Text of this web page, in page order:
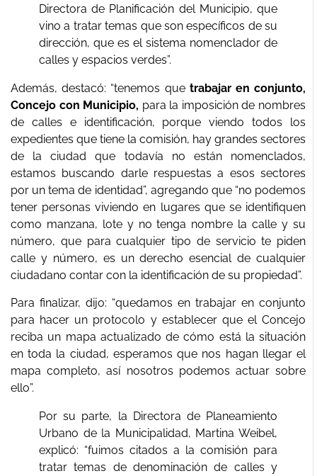
Directora de Planificación del Municipio, que
vino a tratar temas que son específicos de su
dirección, que es el sistema nomenclador de
calles y espacios verdes”.
Además, destacó: “tenemos que trabajar en conjunto,
Concejo con Municipio, para la imposición de nombres
de calles e identificación, porque viendo todos los
expedientes que tiene la comisión, hay grandes sectores
de la ciudad que todavía no están nomenclados,
estamos buscando darle respuestas a esos sectores
por un tema de identidad”, agregando que “no podemos
tener personas viviendo en lugares que se identifiquen
como manzana, lote y no tenga nombre la calle y su
número, que para cualquier tipo de servicio te piden
calle y número, es un derecho esencial de cualquier
ciudadano contar con la identificación de su propiedad”.
Para finalizar, dijo: “quedamos en trabajar en conjunto
para hacer un protocolo y establecer que el Concejo
reciba un mapa actualizado de cómo está la situación
en toda la ciudad, esperamos que nos hagan llegar el
mapa completo, así nosotros podemos actuar sobre
ello”.
Por su parte, la Directora de Planeamiento
Urbano de la Municipalidad, Martina Weibel,
explicó: “fuimos citados a la comisión para
tratar temas de denominación de calles y